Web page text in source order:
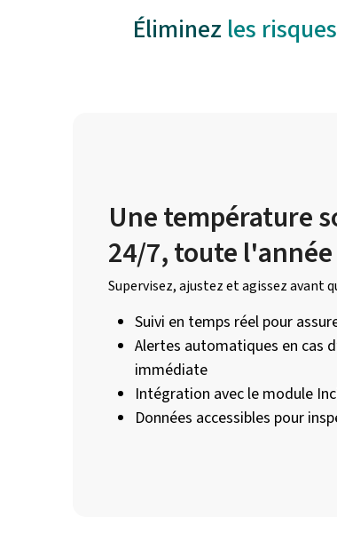
Éliminez les
Une température
24/7, toute l'année
Supervisez, ajustez et agissez avant
Suivi en temps réel pour
Alertes automatiques en cas
immédiate
Intégration avec le module
Données accessibles pour